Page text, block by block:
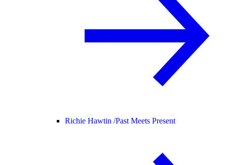
Richie Hawtin /Past Meets Present